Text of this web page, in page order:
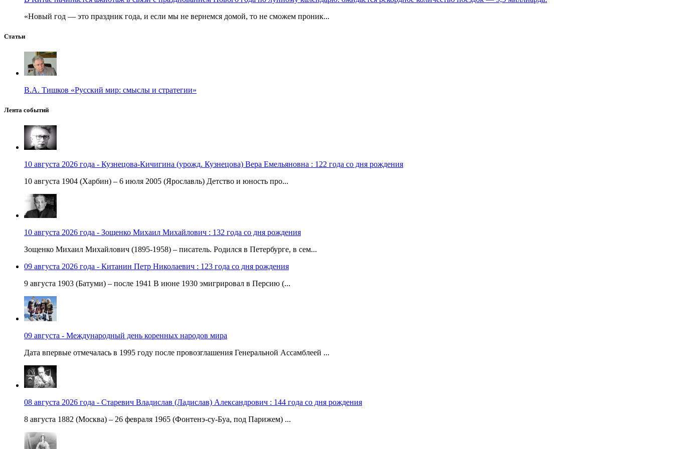
«Новый год — это праздник года, и если мы не вернемся домой, то не сможем проник...
Статьи
В.А. Тишков «Русский мир: смыслы и стратегии»
Лента событий
10 августа 2026 года - Кузнецова-Кичигина (урожд. Кузнецова) Вера Емельяновна : 122 года со дня рождения
10 августа 1904 (Харбин) – 6 июля 2005 (Ярославль) Детство и юность про...
10 августа 2026 года - Зощенко Михаил Михайлович : 132 года со дня рождения
Зощенко Михаил Михайлович (1895-1958) – писатель. Родился в Петербурге, в сем...
09 августа 2026 года - Китанин Петр Николаевич : 123 года со дня рождения
9 августа 1903 (Батуми) – после 1941 В июне 1930 эмигрировал в Персию (...
09 августа - Международный день коренных народов мира
Дата впервые отмечалась в 1995 году после провозглашения Генеральной Ассамблеей ...
08 августа 2026 года - Старевич Владислав (Ладислав) Александрович : 144 года со дня рождения
8 августа 1882 (Москва) – 26 февраля 1965 (Фонтенэ-су-Буа, под Парижем) ...